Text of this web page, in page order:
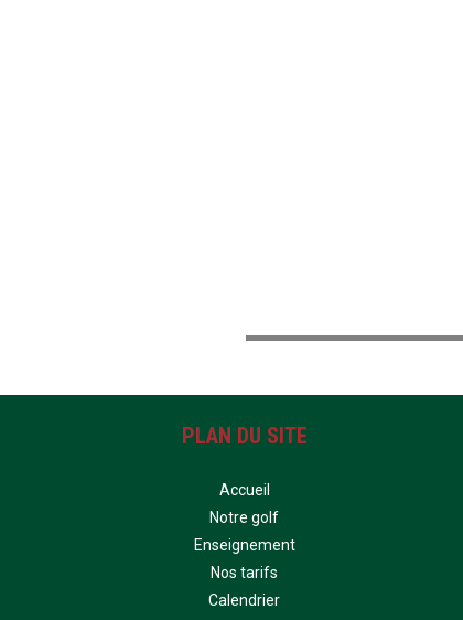
PLAN DU SITE
Accueil
Notre golf
Enseignement
Nos tarifs
Calendrier